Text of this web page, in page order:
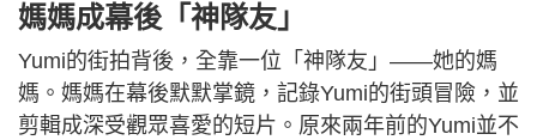
媽媽成幕後「神隊友」
Yumi的街拍背後，全靠一位「神隊友」——她的媽
媽。媽媽在幕後默默掌鏡，記錄Yumi的街頭冒險，並
剪輯成深受觀眾喜愛的短片。原來兩年前的Yumi並不